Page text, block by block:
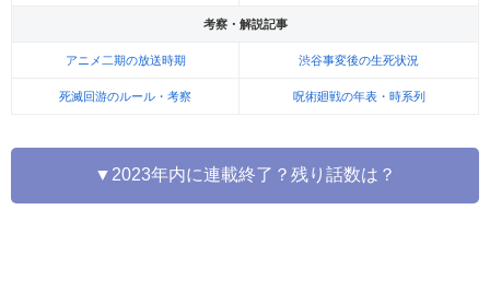
考察・解説記事
アニメ二期の放送時期 渋谷事変後の生死状況
死滅回游のルール・考察 呪術廻戦の年表・時系列
▼2023年内に連載終了？残り話数は？